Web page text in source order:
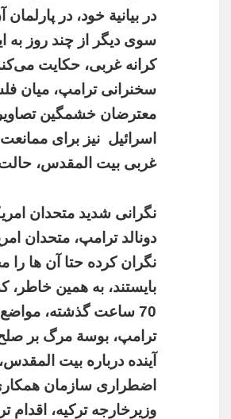
در بیانیة خود، در
سوی دیگر از چند روز به
کرانه غربی، حکایت
سخنرانی ترامپ، میان
معترضان خشمگین تصاویر
اسرائیل نیز برای
غربی بیت المقدس، حالت
نگرانی شدید متحدان
دونالد ترامپ، متحدان
نگران کرده حتا آن ها
بایستند، به همین
70 ساعت گذشته،
ترامپ، بوسة مرگ بر صلح
آینده درباره بیت
اضطراری سازمان
وزیرخارجه ترکیه، اقدام